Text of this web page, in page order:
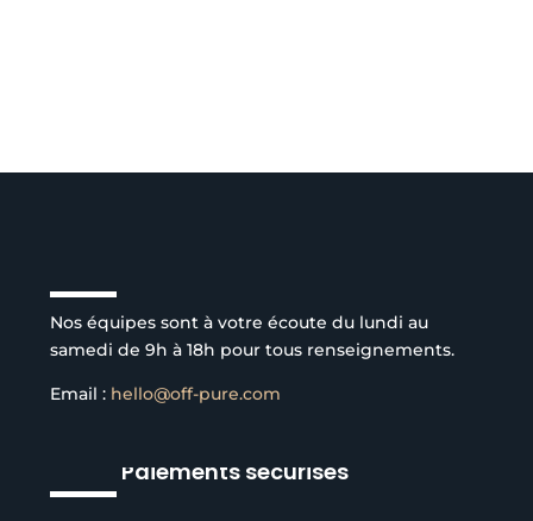
Nos équipes sont à votre écoute du lundi au
samedi de 9h à 18h pour tous renseignements.
Email : hello@off-pure.com
Paiements sécurisés